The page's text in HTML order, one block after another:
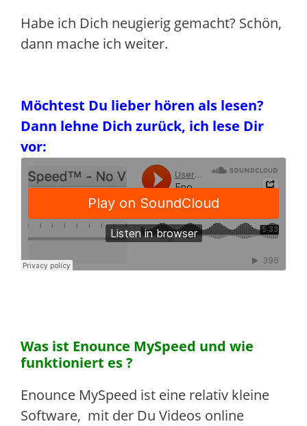
Habe ich Dich neugierig gemacht? Schön,
dann mache ich weiter.
Möchtest Du lieber hören als lesen?
Dann lehne Dich zurück, ich lese Dir
vor:
Was ist Enounce MySpeed und wie
funktioniert es ?
Enounce MySpeed ist eine relativ kleine
Software, mit der Du Videos online